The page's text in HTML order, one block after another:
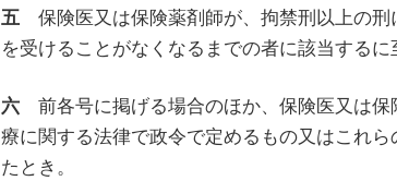
五 保険医又は保険薬剤師が、拘禁刑以上の
を受けることがなくなるまでの者に該当するに
六 前各号に掲げる場合のほか、保険医又は
療に関する法律で政令で定めるもの又はこれ
たとき。